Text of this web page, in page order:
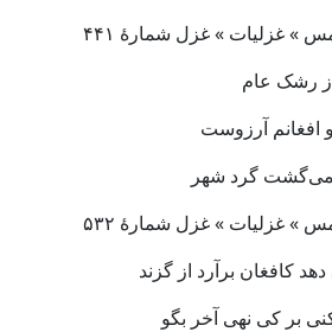
» غزلیات » غزل شمارهٔ ۴۴۱
ز رشک عام
افغانم آرزوست
گرد شهر
» غزلیات » غزل شمارهٔ ۵۳۲
کافغان برآرد از گزند
بر کی نهی آخر بگو